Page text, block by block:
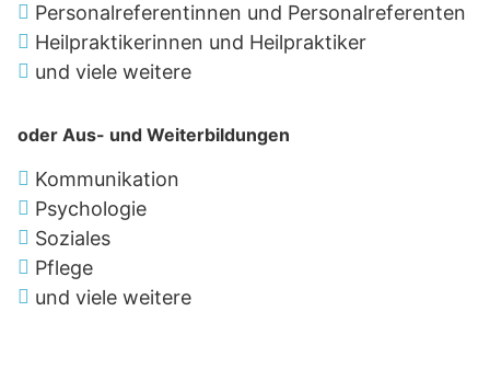
Personalreferentinnen und Personalreferenten
Heilpraktikerinnen und Heilpraktiker
und viele weitere
oder Aus- und Weiterbildungen
Kommunikation
Psychologie
Soziales
Pflege
und viele weitere